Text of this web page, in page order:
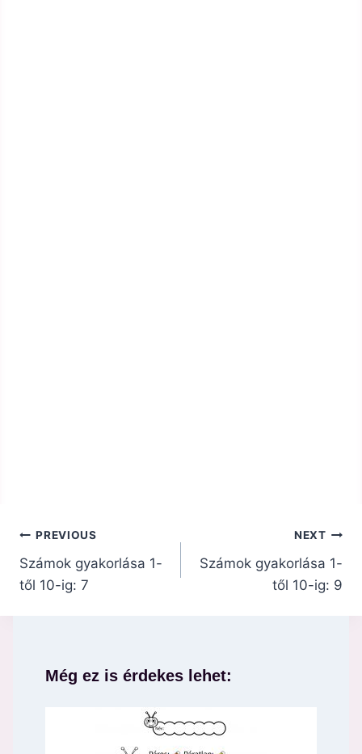
Bejegyzés
navigáció
PREVIOUS
Számok gyakorlása 1-
től 10-ig: 7
NEXT
Számok gyakorlása 1-
től 10-ig: 9
Még ez is érdekes lehet: